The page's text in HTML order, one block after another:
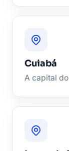
Cuiabá
A capital